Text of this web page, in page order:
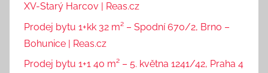
XV-Starý Harcov | Reas.cz
Prodej bytu 1+kk 32 m² – Spodní 670/2, Brno –
Bohunice | Reas.cz
Prodej bytu 1+1 40 m² – 5. května 1241/42, Praha 4